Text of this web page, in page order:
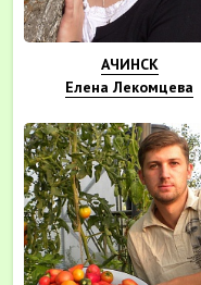
АЧИНСК
Елена Лекомцева